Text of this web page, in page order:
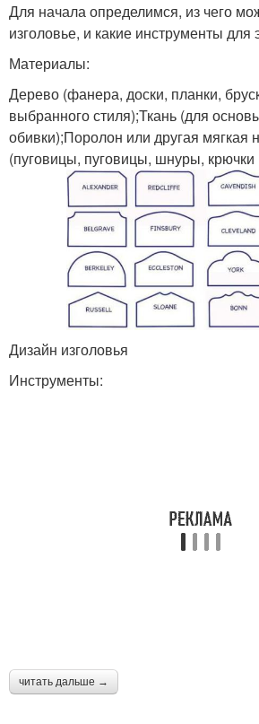
Для начала определимся, из чего
изголовье, и какие инструменты для
Материалы:
Дерево (фанера, доски, планки,
выбранного стиля);Ткань (для
обивки);Поролон или другая мягкая
(пуговицы, пуговицы, шнуры, крючки
Дизайн изголовья
Инструменты:
читать дальше →